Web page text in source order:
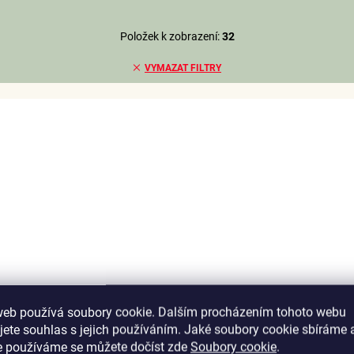
používá soubory cookie. Dalším procházením tohoto webu
souhlas s jejich používáním. Jaké soubory cookie sbíráme
používáme se můžete dočíst zde Soubory cookie.
VYMAZAT FILTRY
Položek k zobrazení:32